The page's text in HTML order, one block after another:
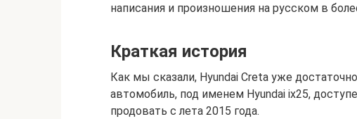
написания и произношения на русском в
Краткая история
Как мы сказали, Hyundai Creta уже
автомобиль, под именем Hyundai ix25,
продовать с лета 2015 года.